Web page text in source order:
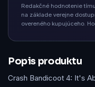
Redakčné hodnotenie
na základe verejne
overeného kupujúceho.
Popis produktu
Crash Bandicoot 4: It's